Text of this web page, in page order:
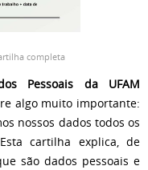
completa
Pessoais da UFAM
algo muito importante:
nossos dados todos os
cartilha explica, de
são dados pessoais e